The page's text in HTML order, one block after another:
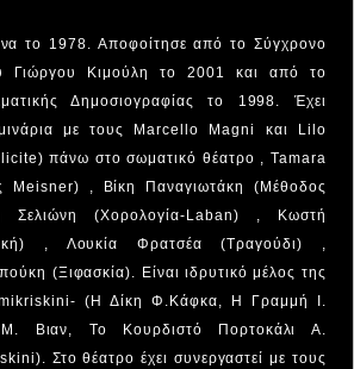
το 1978. Αποφοίτησε από το Σύγχρονο
Γιώργου Κιμούλη το 2001 και από το
Δημοσιογραφίας το 1998. Έχει
με τους Marcello Magni και Lilo
πάνω στο σωματικό θέατρο , Tamara
Meisner) , Βίκη Παναγιωτάκη (Μέθοδος
(Χορολογία-Laban) , Κωστή
, Λουκία Φρατσέα (Τραγούδι) ,
(Ξιφασκία). Είναι ιδρυτικό μέλος της
mikriskini- (Η Δίκη Φ.Κάφκα, Η Γραμμή Ι.
Μ. Βιαν, Το Κουρδιστό Πορτοκάλι Α.
Στο θέατρο έχει συνεργαστεί με τους